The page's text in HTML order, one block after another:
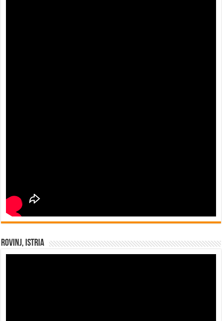
Rovinj, Istria